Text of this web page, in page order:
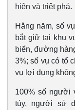
hiện và triệt phá.
Hằng năm, số
bắt giữ tại khu
biển, đường
3%; số vụ có tổ
vụ lợi dụng
100% số người
túy, người sử